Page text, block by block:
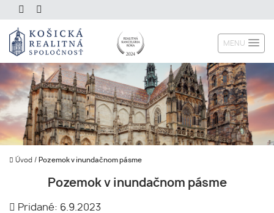
MENU
Úvod / Pozemok v inundačnom pásme
Pozemok v inundačnom pásme
Pridané: 6.9.2023